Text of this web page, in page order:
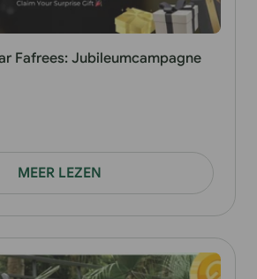
Fafrees: Jubileumcampagne
MEER LEZEN